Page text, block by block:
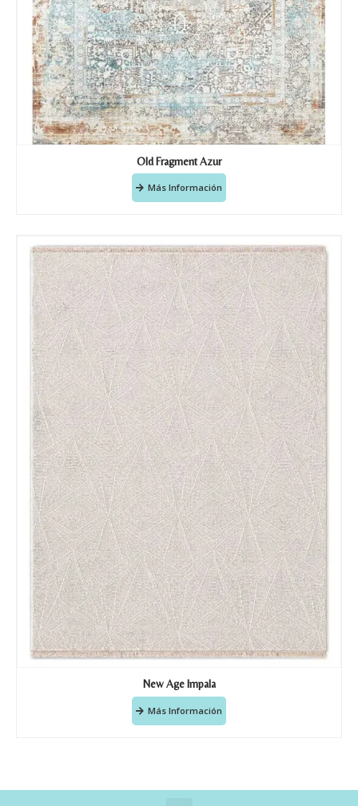
Old Fragment Azur
Más Información
New Age Impala
Más Información